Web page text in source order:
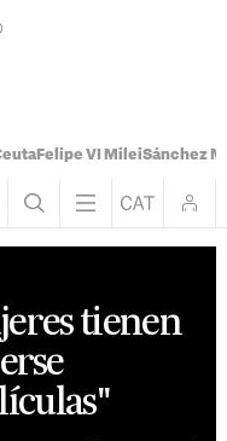
Felipe VI MileiSánchez
tienen